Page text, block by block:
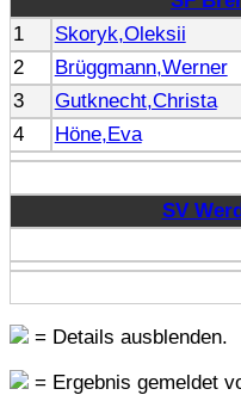
1 Skoryk,Oleksii
2
Brüggmann,Werner
3
Gutknecht,Christa
4
Höne,Eva
SV
= Details ausblenden.
= Ergebnis gemeldet